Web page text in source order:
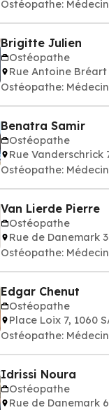
Ostéopathe:
Brigitte Julien
Ostéopathe
Rue Antoine Bréart
Ostéopathe:
Benatra Samir
Ostéopathe
Rue Vanderschrick
Ostéopathe:
Van Lierde Pierre
Ostéopathe
Rue de Danemark
Ostéopathe:
Edgar Chenut
Ostéopathe
Place Loix 7, 1060
Ostéopathe:
Idrissi Noura
Ostéopathe
Rue de Danemark